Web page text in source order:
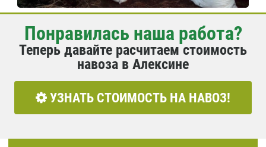
Понравилась наша работа?
Теперь давайте расчитаем стоимость
навоза в Алексине
УЗНАТЬ СТОИМОСТЬ НА НАВОЗ!